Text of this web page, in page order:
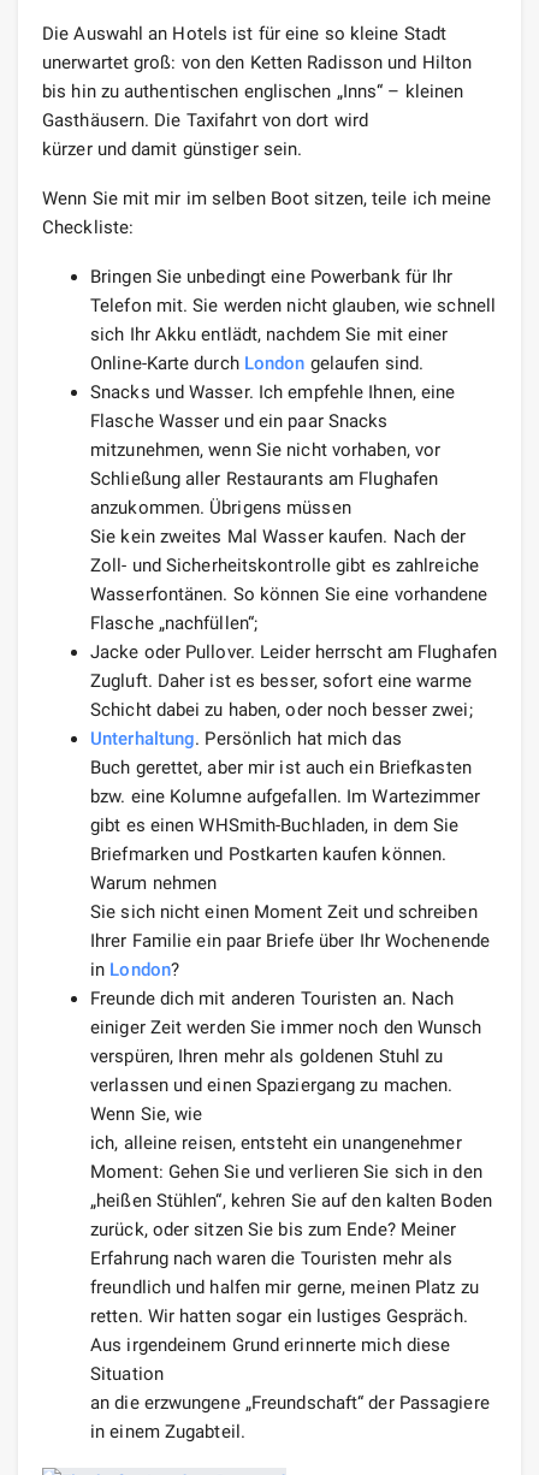
Die Auswahl an Hotels ist für eine so kleine Stadt
unerwartet groß: von den Ketten Radisson und Hilton
bis hin zu authentischen englischen „Inns“ – kleinen
Gasthäusern. Die Taxifahrt von dort wird
kürzer und damit günstiger sein.
Wenn Sie mit mir im selben Boot sitzen, teile ich meine
Checkliste:
Bringen Sie unbedingt eine Powerbank für Ihr
Telefon mit. Sie werden nicht glauben, wie schnell
sich Ihr Akku entlädt, nachdem Sie mit einer
Online-Karte durch London gelaufen sind.
Snacks und Wasser. Ich empfehle Ihnen, eine
Flasche Wasser und ein paar Snacks
mitzunehmen, wenn Sie nicht vorhaben, vor
Schließung aller Restaurants am Flughafen
anzukommen. Übrigens müssen
Sie kein zweites Mal Wasser kaufen. Nach der
Zoll- und Sicherheitskontrolle gibt es zahlreiche
Wasserfontänen. So können Sie eine vorhandene
Flasche „nachfüllen“;
Jacke oder Pullover. Leider herrscht am Flughafen
Zugluft. Daher ist es besser, sofort eine warme
Schicht dabei zu haben, oder noch besser zwei;
Unterhaltung. Persönlich hat mich das
Buch gerettet, aber mir ist auch ein Briefkasten
bzw. eine Kolumne aufgefallen. Im Wartezimmer
gibt es einen WHSmith-Buchladen, in dem Sie
Briefmarken und Postkarten kaufen können.
Warum nehmen
Sie sich nicht einen Moment Zeit und schreiben
Ihrer Familie ein paar Briefe über Ihr Wochenende
in London?
Freunde dich mit anderen Touristen an. Nach
einiger Zeit werden Sie immer noch den Wunsch
verspüren, Ihren mehr als goldenen Stuhl zu
verlassen und einen Spaziergang zu machen.
Wenn Sie, wie
ich, alleine reisen, entsteht ein unangenehmer
Moment: Gehen Sie und verlieren Sie sich in den
„heißen Stühlen“, kehren Sie auf den kalten Boden
zurück, oder sitzen Sie bis zum Ende? Meiner
Erfahrung nach waren die Touristen mehr als
freundlich und halfen mir gerne, meinen Platz zu
retten. Wir hatten sogar ein lustiges Gespräch.
Aus irgendeinem Grund erinnerte mich diese
Situation
an die erzwungene „Freundschaft“ der Passagiere
in einem Zugabteil.